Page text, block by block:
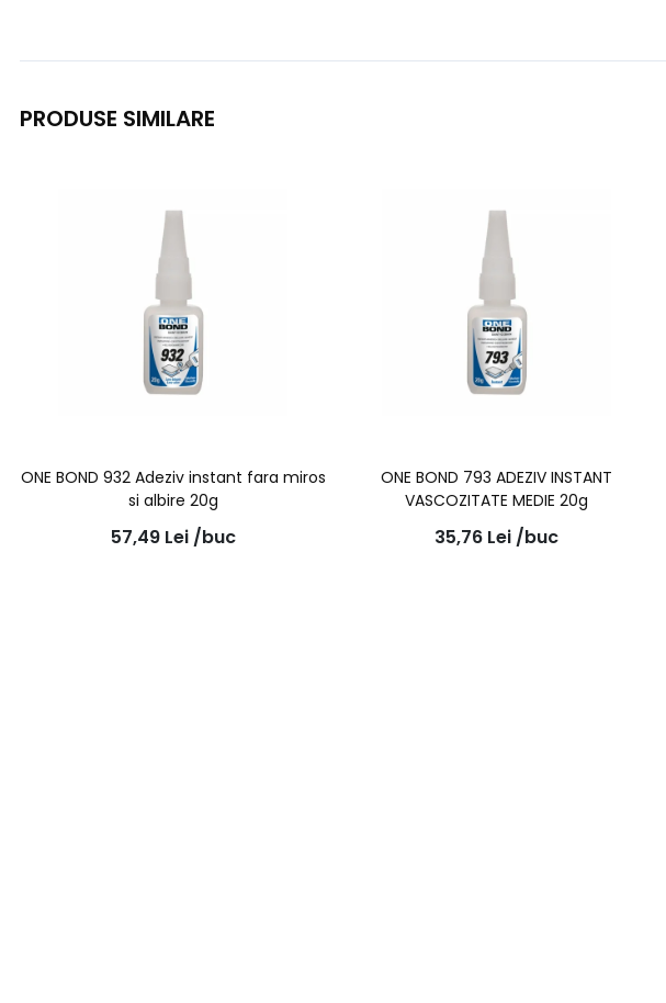
PRODUSE SIMILARE
ONE BOND 932 Adeziv instant fara miros
si albire 20g
57,49 Lei /buc
ONE BOND 793 ADEZIV INSTANT
VASCOZITATE MEDIE 20g
35,76 Lei /buc